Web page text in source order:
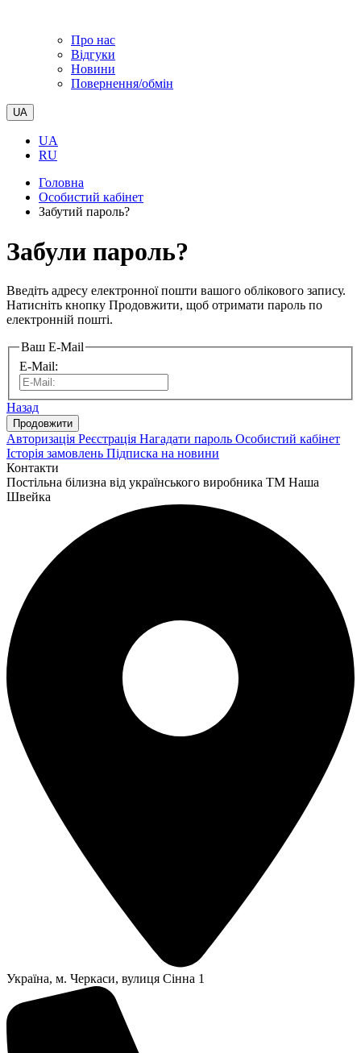
Про нас
Відгуки
Новини
Повернення/обмін
UA
UA
RU
Головна
Особистий кабінет
Забутий пароль?
Забули пароль?
Введіть адресу електронної пошти вашого облікового запису.
Натисніть кнопку Продовжити, щоб отримати пароль по
електронній пошті.
Ваш E-Mail
E-Mail:
Назад
Авторизація Реєстрація Нагадати пароль Особистий кабінет
Історія замовлень Підписка на новини
Контакти
Постільна білизна від українського виробника ТМ Наша
Швейка
Українa, м. Черкаси, вулиця Сінна 1